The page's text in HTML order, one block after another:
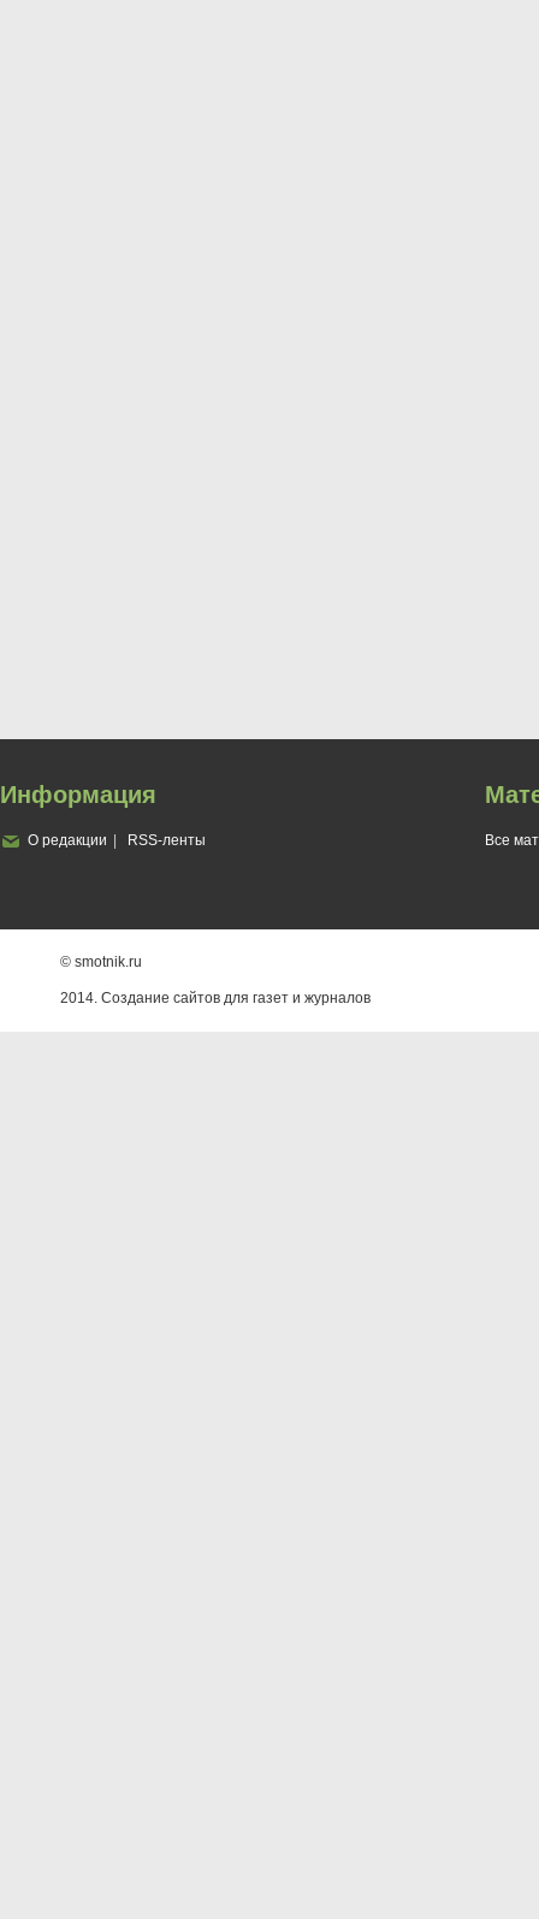
Информация
О редакции RSS-ленты Все
© smotnik.ru
2014. Создание сайтов для газет и журналов